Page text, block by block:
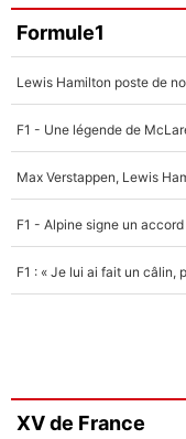
Formule1
XV de France